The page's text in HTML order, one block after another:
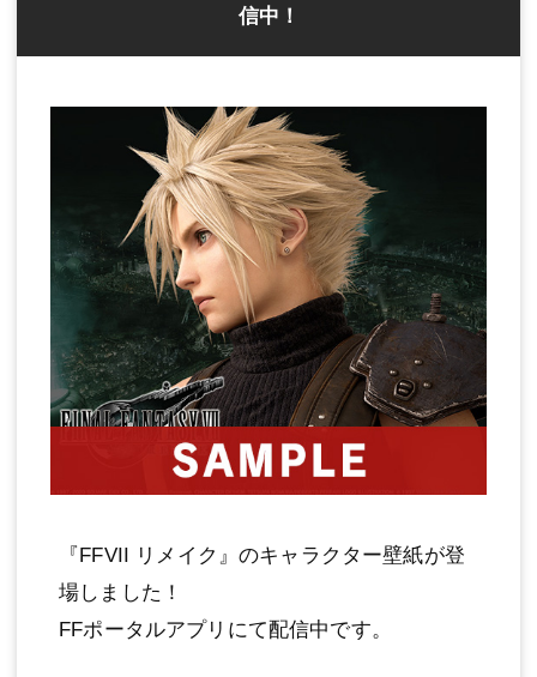
信中！
『FFVII リメイク』のキャラクター壁紙が登
場しました！
FFポータルアプリにて配信中です。